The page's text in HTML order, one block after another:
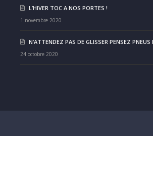
L’HIVER TOC A NOS PORTES !
1 novembre 2020
N’ATTENDEZ PAS DE GLISSER PENSEZ PNEUS
24 octobre 2020